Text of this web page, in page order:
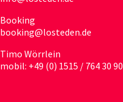
Booking
booking@losteden.de
Timo Wörrlein
mobil: +49 (0) 1515 / 764 30 90